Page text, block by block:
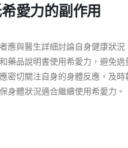
愛力的副作用
應與醫生詳細討論自身健康狀況
藥品說明書使用希愛力，避免過
密切關注自身的身體反應，及時
身體狀況適合繼續使用希愛力。